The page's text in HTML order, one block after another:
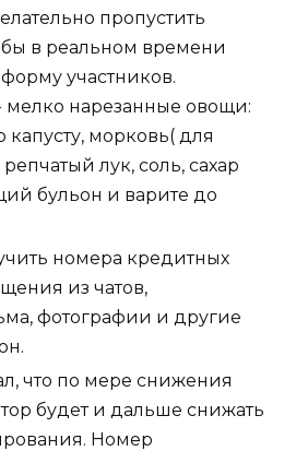
пропустить
в реальном времени
участников.
мелко нарезанные овощи:
морковь( для
лук, соль, сахар
бульон и варите до
номера кредитных
из чатов,
фотографии и другие
что по мере снижения
будет и дальше снижать
Номер